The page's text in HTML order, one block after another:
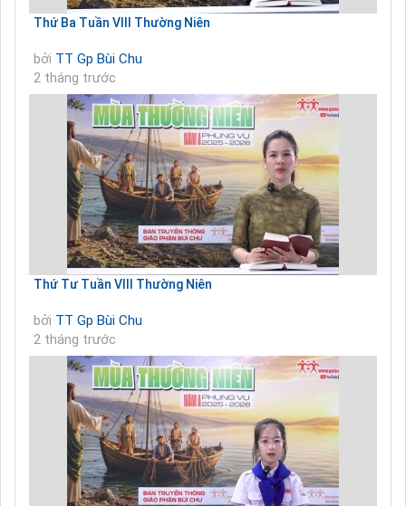
Thứ Ba Tuần VIII Thường Niên
bởi TT Gp Bùi Chu
2 tháng trước
Thứ Tư Tuần VIII Thường Niên
bởi TT Gp Bùi Chu
2 tháng trước